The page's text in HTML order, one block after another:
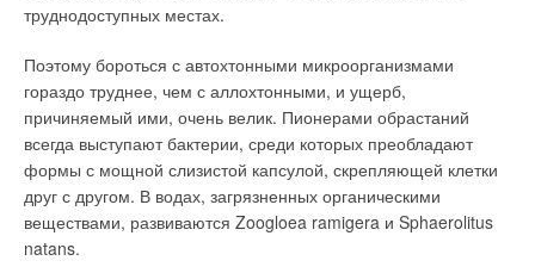
труднодоступных местах.
Поэтому бороться с автохтонными микроорганизмами
гораздо труднее, чем с аллохтонными, и ущерб,
причиняемый ими, очень велик. Пионерами обрастаний
всегда выступают бактерии, среди которых преобладают
формы с мощной слизистой капсулой, скрепляющей клетки
друг с другом. В водах, загрязненных органическими
веществами, развиваются Zoogloea ramigera и Sphaerolitus
natans.
Читайте по теме:
→ Дымоходы фирмы EKA
ЖУРНАЛ СОК АПРЕЛЬ 2005
→ Дымоходы из Германии
ЖУРНАЛ СОК ЯНВАРЬ 2005
→ Дымоходы из Германии
ЖУРНАЛ СОК НОЯБРЬ 2004
→
Инверторные накопительные водонагреватели Royal